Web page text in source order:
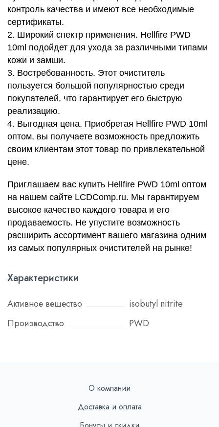
контроль качества и имеют все необходимые
сертификаты.
2. Широкий спектр применения. Hellfire PWD
10ml подойдет для ухода за различными типами
кожи и замши.
3. Востребованность. Этот очиститель
пользуется большой популярностью среди
покупателей, что гарантирует его быструю
реализацию.
4. Выгодная цена. Приобретая Hellfire PWD 10ml
оптом, вы получаете возможность предложить
своим клиентам этот товар по привлекательной
цене.
Приглашаем вас купить Hellfire PWD 10ml оптом
на нашем сайте LCDComp.ru. Мы гарантируем
высокое качество каждого товара и его
продаваемость. Не упустите возможность
расширить ассортимент вашего магазина одним
из самых популярных очистителей на рынке!
Характеристики
Активное вещество
isobutyl nitrite
Производство
PWD
О компании
Доставка и оплата